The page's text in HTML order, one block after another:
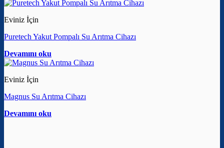
Eviniz İçin
Puretech Yakut Pompalı Su Arıtma Cihazı
Devamını oku
Eviniz İçin
Magnus Su Arıtma Cihazı
Devamını oku